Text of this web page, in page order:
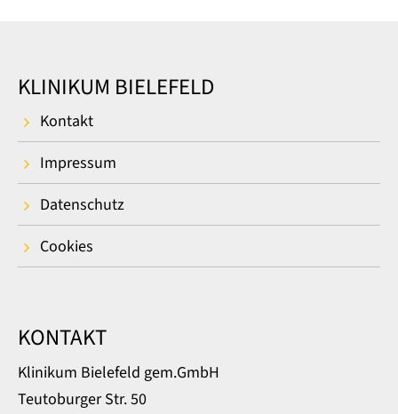
KLINIKUM BIELEFELD
Kontakt
Impressum
Datenschutz
Cookies
KONTAKT
Klinikum Bielefeld gem.GmbH
Teutoburger Str. 50